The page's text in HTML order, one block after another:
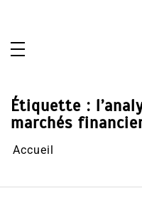
Étiquette :
marchés
Accueil